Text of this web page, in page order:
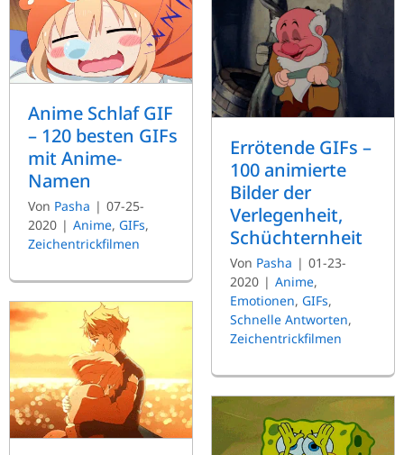
Anime Schlaf GIF
– 120 besten GIFs
mit Anime-
Namen
Von Pasha | 07-25-
2020 | Anime, GIFs,
Zeichentrickfilmen
Errötende GIFs –
100 animierte
Bilder der
Verlegenheit,
Schüchternheit
Von Pasha | 01-23-
2020 | Anime,
Emotionen, GIFs,
Schnelle Antworten,
Zeichentrickfilmen